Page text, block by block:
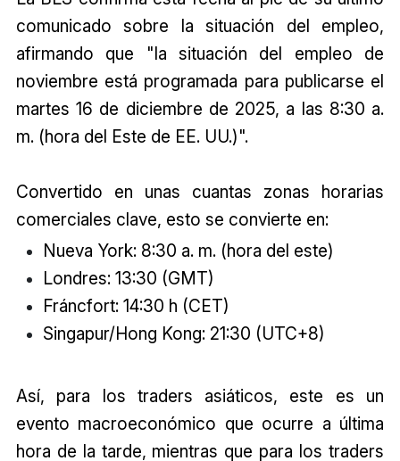
comunicado sobre la situación del empleo,
afirmando que "la situación del empleo de
noviembre está programada para publicarse el
martes 16 de diciembre de 2025, a las 8:30 a.
m. (hora del Este de EE. UU.)".
Convertido en unas cuantas zonas horarias
comerciales clave, esto se convierte en:
Nueva York: 8:30 a. m. (hora del este)
Londres: 13:30 (GMT)
Fráncfort: 14:30 h (CET)
Singapur/Hong Kong: 21:30 (UTC+8)
Así, para los traders asiáticos, este es un
evento macroeconómico que ocurre a última
hora de la tarde, mientras que para los traders